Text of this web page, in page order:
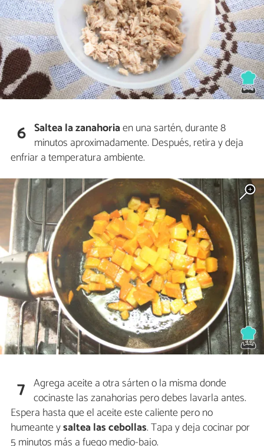
6 Saltea la zanahoriaen una sartén, durante 8
minutos aproximadamente. Después, retira y deja
enfriar a temperatura ambiente.
7 Agrega aceite a otra sárten o la misma donde
cocinaste las zanahorias pero debes lavarla antes.
Espera hasta que el aceite este caliente pero no
humeante ysaltea las cebollas. Tapa y deja cocinar por